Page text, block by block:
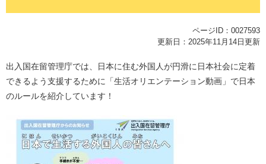
ページID：0027593
更新日：2025年11月14日更新
出入国在留管理庁では、日本に住む外国人が円滑に日本社会に定着
できるよう支援するために「生活オリエンテーション動画」で日本
のルールを紹介しています！